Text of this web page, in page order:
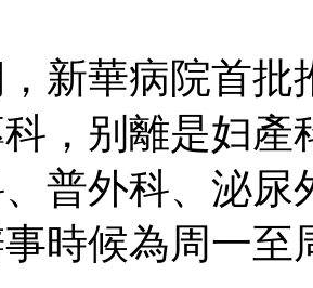
新華病院首批
，别離是妇產
普外科、泌尿
時候為周一至